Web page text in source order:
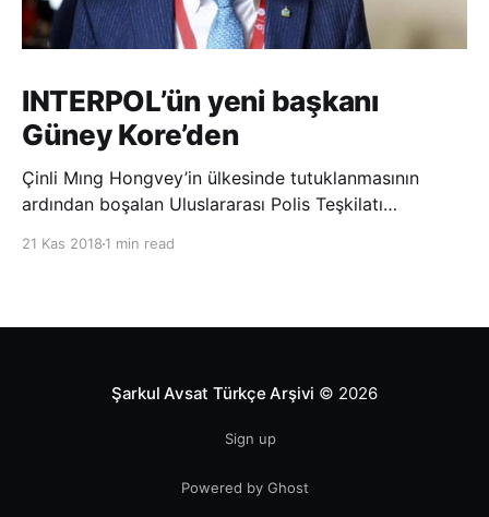
INTERPOL’ün yeni başkanı
Güney Kore’den
Çinli Mıng Hongvey’in ülkesinde tutuklanmasının
ardından boşalan Uluslararası Polis Teşkilatı
21 Kas 2018 1 min read
Şarkul Avsat Türkçe Arşivi © 2026
Sign up
Powered by Ghost